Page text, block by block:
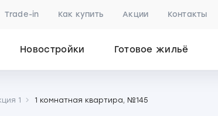
Trade-in Как купить Акции Контакты
Новостройки Готовое жильё
1 1 комнатная квартира, №145